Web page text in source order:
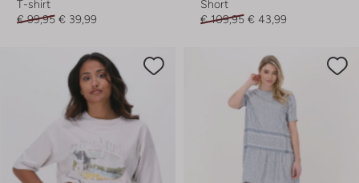
T-shirt
€ 99,95 € 39,99
Short
€ 109,95 € 43,99